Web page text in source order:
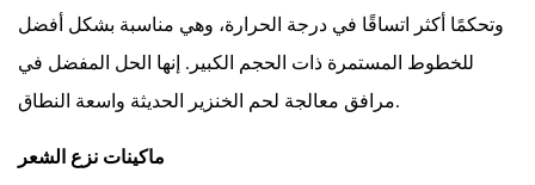
وتحكمًا أكثر اتساقًا في درجة الحرارة، وهي مناسبة بشكل أفضل
للخطوط المستمرة ذات الحجم الكبير. إنها الحل المفضل في
مرافق معالجة لحم الخنزير الحديثة واسعة النطاق.
ماكينات نزع الشعر